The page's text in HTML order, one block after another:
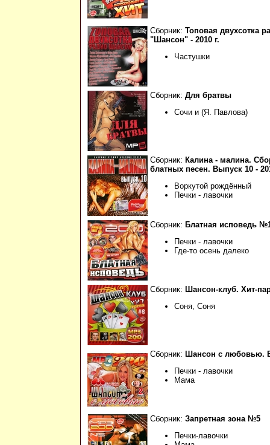
Сборник: Топовая двухсотка
"Шансон" - 2010 г.
Частушки
Сборник: Для братвы
Сочи и (Я. Павлова)
Сборник: Калина - малина.
блатных песен. Выпуск 10 -
Воркутой рождённый
Печки - лавочки
Сборник: Блатная исповедь
Печки - лавочки
Где-то осень далеко
Сборник: Шансон-клуб. Хит-
Соня, Соня
Сборник: Шансон с любовью.
Печки - лавочки
Мама
Сборник: Запретная зона №5
Печки-лавочки